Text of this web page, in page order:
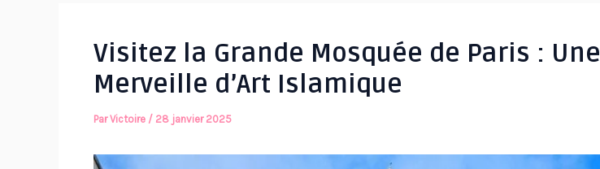
Visitez la Grande Mosquée de Paris : Une
Merveille d’Art Islamique
ParVictoire / 28 janvier 2025